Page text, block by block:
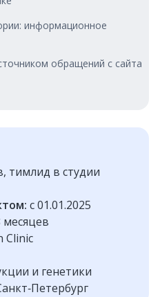
информационное
обращений с сайта
тимлид в студии
с 01.01.2025
Clinic
и генетики